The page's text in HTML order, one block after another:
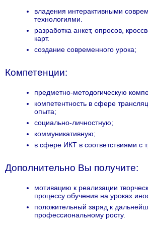
владения интерактивными
технологиями.
разработка анкет, опросов,
карт.
создание современного урока;
Компетенции:
предметно-методогическую
компетентность в сфере
опыта;
социально-личностную;
коммуникативную;
в сфере ИКТ в соответствиями с
Дополнительно Вы получите:
мотивацию к реализации
процессу обучения на уроках
положительный заряд к
профессиональному росту.